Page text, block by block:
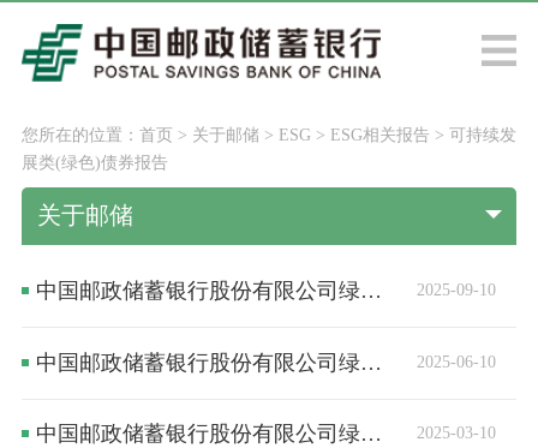
您所在的位置： 首页> 关于邮储 > ESG> ESG相关报告 > 可持续发
展类(绿色)债券报告
关于邮储
2025-09-10
中国邮政储蓄银行股份有限公司绿色金融债券募集资金使用情况季度报告（截至2025年第三季度)
2025-06-10
中国邮政储蓄银行股份有限公司绿色金融债券募集资金使用情况季度报告（截至2025年第二季度）
2025-03-10
中国邮政储蓄银行股份有限公司绿色金融债券募集资金使用情况季度报告（截至2025年第一季度）